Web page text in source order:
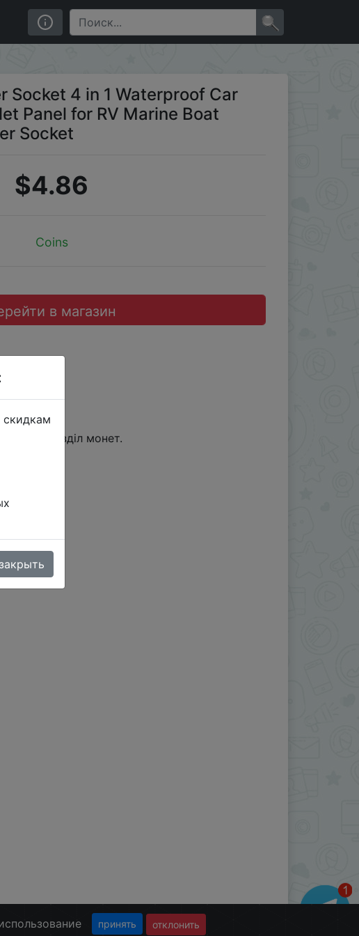
Boat Power Socket Charger Socket
Socket 4 in 1 Waterproof Car
Panel for RV Marine Boat
Socket
$4.86
Coins
в магазин
через розділ монет.
принять отклонить
скидкам
закрыть